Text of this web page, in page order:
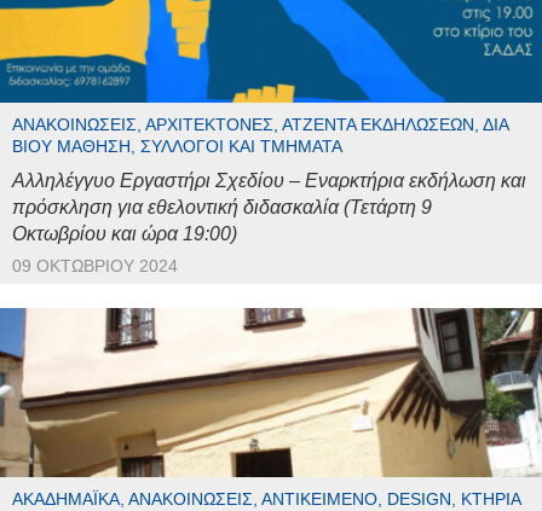
ΑΝΑΚΟΙΝΏΣΕΙΣ, ΑΡΧΙΤΈΚΤΟΝΕΣ, ΑΤΖΈΝΤΑ ΕΚΔΗΛΏΣΕΩΝ, ΔΙΆ
ΒΊΟΥ ΜΆΘΗΣΗ, ΣΎΛΛΟΓΟΙ ΚΑΙ ΤΜΉΜΑΤΑ
Αλληλέγγυο Εργαστήρι Σχεδίου – Εναρκτήρια εκδήλωση και
πρόσκληση για εθελοντική διδασκαλία (Τετάρτη 9
Οκτωβρίου και ώρα 19:00)
09 ΟΚΤΩΒΡΊΟΥ 2024
ΑΚΑΔΗΜΑΪΚΆ, ΑΝΑΚΟΙΝΏΣΕΙΣ, ΑΝΤΙΚΕΊΜΕΝΟ, DESIGN, ΚΤΉΡΙΑ